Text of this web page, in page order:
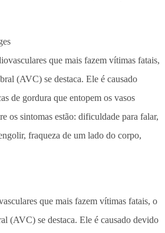
que mais fazem vítimas fatais, o
(AVC) se destaca. Ele é causado devido